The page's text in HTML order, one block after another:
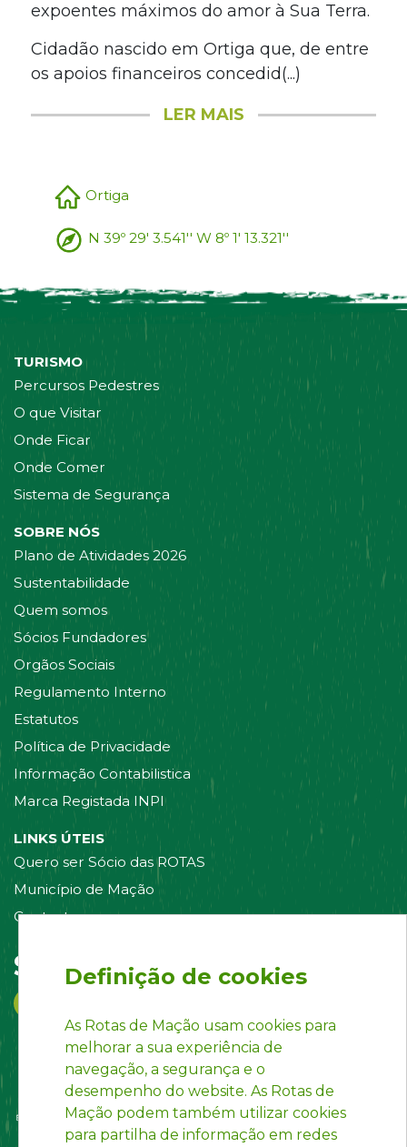
expoentes máximos do amor à Sua Terra.
Cidadão nascido em Ortiga que, de entre
os apoios financeiros concedid(...)
LER MAIS
Ortiga
N 39º 29' 3.541'' W 8º 1' 13.321''
TURISMO
Percursos Pedestres
O que Visitar
Onde Ficar
Onde Comer
Sistema de Segurança
SOBRE NÓS
Plano de Atividades 2026
Sustentabilidade
Quem somos
Sócios Fundadores
Orgãos Sociais
Regulamento Interno
Estatutos
Política de Privacidade
Informação Contabilistica
Marca Registada INPI
LINKS ÚTEIS
Quero ser Sócio das ROTAS
Município de Mação
Contacte-nos
Siga-nos em:
Definição de cookies
As Rotas de Mação usam cookies para
melhorar a sua experiência de
navegação, a segurança e o
desempenho do website. As Rotas de
Mação podem também utilizar cookies
para partilha de informação em redes